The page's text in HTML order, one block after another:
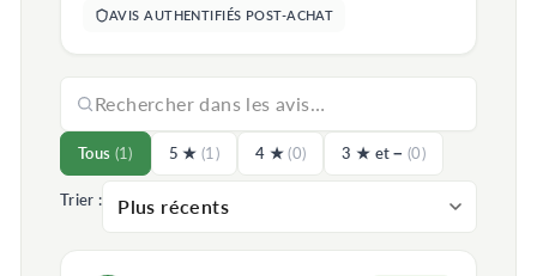
AVIS AUTHENTIFIÉS POST-ACHAT
Tous (1) 5 ★ (1) 4 ★(0) 3 ★ et −(0)
Trier :